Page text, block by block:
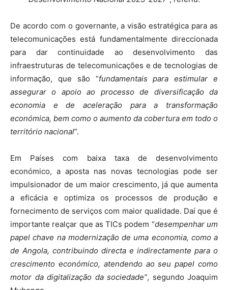
De acordo com o governante, a visão estratégica para as
telecomunicações está fundamentalmente direccionada
para dar continuidade ao desenvolvimento das
infraestruturas de telecomunicações e de tecnologias de
informação, que são “fundamentais para estimular e
assegurar o apoio ao processo de diversificação da
economia e de aceleração para a transformação
económica, bem como o aumento da cobertura em todo o
território nacional”.
Em Países com baixa taxa de desenvolvimento
económico, a aposta nas novas tecnologias pode ser
impulsionador de um maior crescimento, já que aumenta
a eficácia e optimiza os processos de produção e
fornecimento de serviços com maior qualidade. Daí que é
importante realçar que as TICs podem “desempenhar um
papel chave na modernização de uma economia, como a
de Angola, contribuindo directa e indirectamente para o
crescimento económico, atendendo ao seu papel como
motor da digitalização da sociedade”, segundo Joaquim